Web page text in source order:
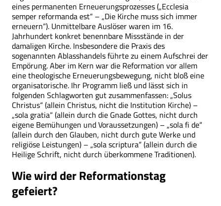
eines permanenten Erneuerungsprozesses („Ecclesia
semper reformanda est“ – „Die Kirche muss sich immer
erneuern“). Unmittelbare Auslöser waren im 16.
Jahrhundert konkret benennbare Missstände in der
damaligen Kirche. Insbesondere die Praxis des
sogenannten Ablasshandels führte zu einem Aufschrei der
Empörung. Aber im Kern war die Reformation vor allem
eine theologische Erneuerungsbewegung, nicht bloß eine
organisatorische. Ihr Programm ließ und lässt sich in
folgenden Schlagworten gut zusammenfassen: „Solus
Christus“ (allein Christus, nicht die Institution Kirche) –
„sola gratia“ (allein durch die Gnade Gottes, nicht durch
eigene Bemühungen und Voraussetzungen) – „sola fi de“
(allein durch den Glauben, nicht durch gute Werke und
religiöse Leistungen) – „sola scriptura“ (allein durch die
Heilige Schrift, nicht durch überkommene Traditionen).
Wie wird der Reformationstag
gefeiert?